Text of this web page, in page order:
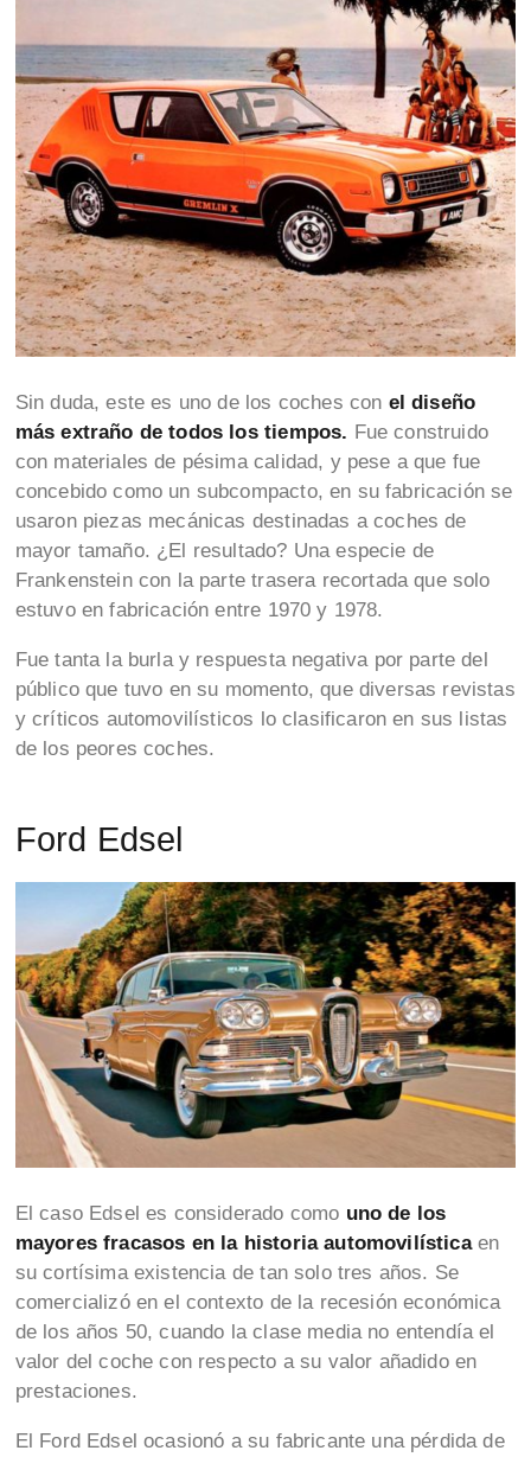
Sin duda, este es uno de los coches con el diseño
más extraño de todos los tiempos. Fue construido
con materiales de pésima calidad, y pese a que fue
concebido como un subcompacto, en su fabricación se
usaron piezas mecánicas destinadas a coches de
mayor tamaño. ¿El resultado? Una especie de
Frankenstein con la parte trasera recortada que solo
estuvo en fabricación entre 1970 y 1978.
Fue tanta la burla y respuesta negativa por parte del
público que tuvo en su momento, que diversas revistas
y críticos automovilísticos lo clasificaron en sus listas
de los peores coches.
Ford Edsel
El caso Edsel es considerado como uno de los
mayores fracasos en la historia automovilística en
su cortísima existencia de tan solo tres años. Se
comercializó en el contexto de la recesión económica
de los años 50, cuando la clase media no entendía el
valor del coche con respecto a su valor añadido en
prestaciones.
El Ford Edsel ocasionó a su fabricante una pérdida de